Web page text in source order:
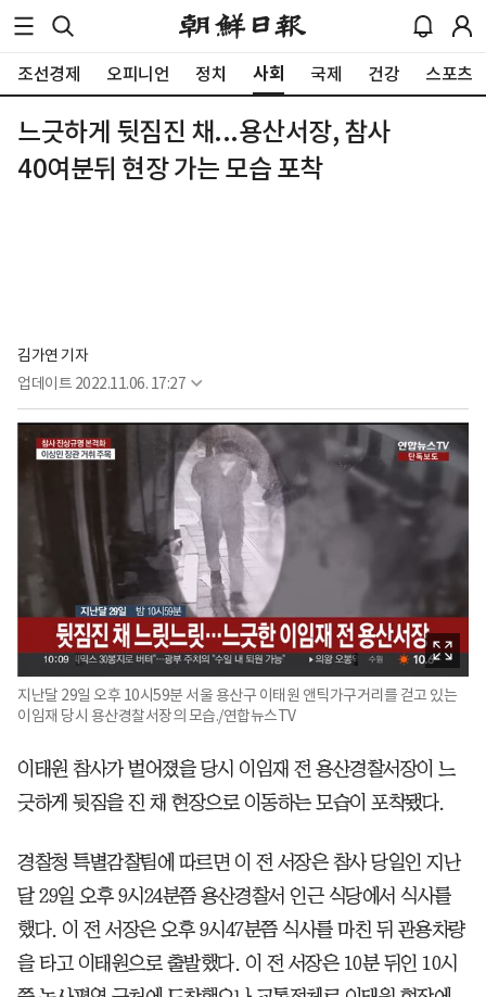
조선경제 오피니언 정치 사회 국제 건강 스포츠
느긋하게 뒷짐진 채...용산서장, 참사
40여분뒤 현장 가는 모습 포착
김가연 기자
업데이트 2022.11.06. 17:27
지난달 29일 오후 10시59분 서울 용산구 이태원 앤틱가구거리를 걷고 있는
이임재 당시 용산경찰서장의 모습./연합뉴스TV
이태원 참사가 벌어졌을 당시 이임재 전 용산경찰서장이 느
긋하게 뒷짐을 진 채 현장으로 이동하는 모습이 포착됐다.
경찰청 특별감찰팀에 따르면 이 전 서장은 참사 당일인 지난
달 29일 오후 9시24분쯤 용산경찰서 인근 식당에서 식사를
했다. 이 전 서장은 오후 9시47분쯤 식사를 마친 뒤 관용차량
을 타고 이태원으로 출발했다. 이 전 서장은 10분 뒤인 10시